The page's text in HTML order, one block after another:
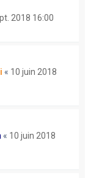
2018 16:00
« 10 juin 2018
« 10 juin 2018